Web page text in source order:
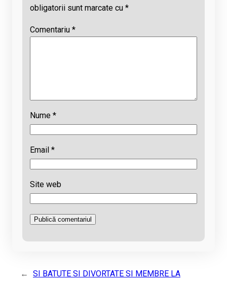
obligatorii sunt marcate cu *
Comentariu *
Nume *
Email *
Site web
←
SI BATUTE SI DIVORTATE SI MEMBRE LA